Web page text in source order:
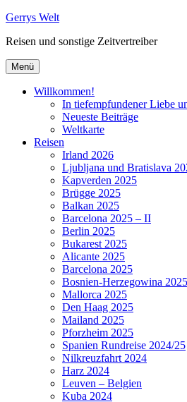
Zum
springen
Gerrys Welt
Reisen und sonstige Zeitvertreiber
Menü
Willkommen!
In tiefempfundener Liebe
Neueste Beiträge
Weltkarte
Reisen
Irland 2026
Ljubljana und Bratislava
Kapverden 2025
Brügge 2025
Balkan 2025
Barcelona 2025 – II
Berlin 2025
Bukarest 2025
Alicante 2025
Barcelona 2025
Bosnien-Herzegowina 2025
Mallorca 2025
Den Haag 2025
Mailand 2025
Pforzheim 2025
Spanien Rundreise 2024/25
Nilkreuzfahrt 2024
Harz 2024
Leuven – Belgien
Kuba 2024